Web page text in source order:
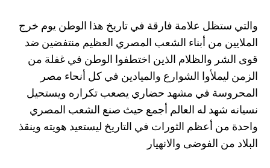
والتي ستظل علامة فارقة في تاريخ هذا الوطن يوم خرج
الملايين من أبناء الشعب المصري العظيم منتفضين ضد
قوى الشر والظلام الذين اختطفوا الوطن في غفلة من
الزمن ليملأوا الشوارع والميادين في كل أنحاء مصر
المحروسة في مشهد حضاري يصعب تكراره ويستحيل
نسيانه شهد له العالم أجمع حيث صنع الشعب المصري
واحدة من أعظم الثورات في التاريخ ليستعيد هويته وينقذ
البلاد من الفوضى والانهيار